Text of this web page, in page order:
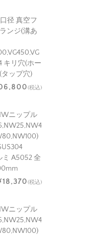
口径 真空フ
ンジ(溝あ
キリ穴(ホー
タップ穴)
(税込)
ニップル
ミ A5052 全
(税込)
ニップル